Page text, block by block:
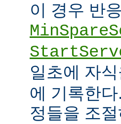
이 경우 반
일초에 자
에 기록한
정들을 조